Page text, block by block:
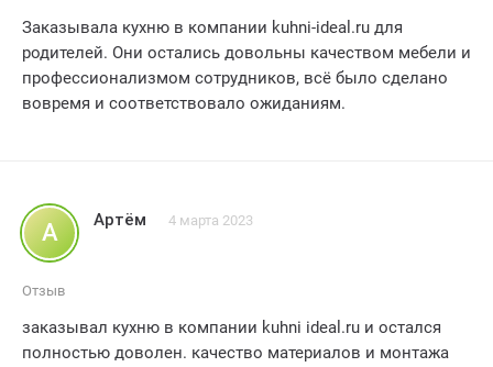
Заказывала кухню в компании kuhni-ideal.ru для
родителей. Они остались довольны качеством мебели и
профессионализмом сотрудников, всё было сделано
вовремя и соответствовало ожиданиям.
А Артём 4 марта 2023
Отзыв
заказывал кухню в компании kuhni ideal.ru и остался
полностью доволен. качество материалов и монтажа